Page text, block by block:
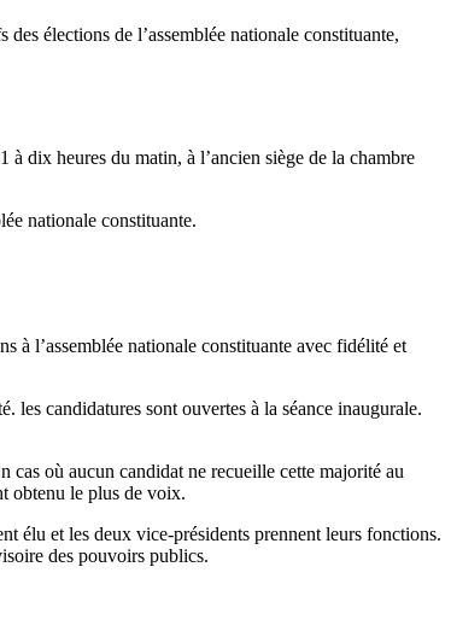
élections de l’assemblée nationale constituante,
à dix heures du matin, à l’ancien siège de la chambre
nationale constituante.
à l’assemblée nationale constituante avec fidélité et
les candidatures sont ouvertes à la séance inaugurale.
cas où aucun candidat ne recueille cette majorité au
obtenu le plus de voix.
élu et les deux vice-présidents prennent leurs fonctions.
des pouvoirs publics.